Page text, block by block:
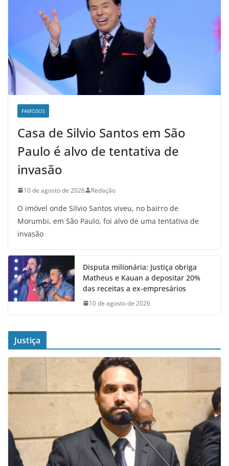
FAMOSOS
Casa de Silvio Santos em São
Paulo é alvo de tentativa de
invasão
10 de agosto de 2026 Redação
O imóvel onde Silvio Santos viveu, no bairro de
Morumbi, em São Paulo, foi alvo de uma tentativa de
invasão
Disputa milionária: Justiça obriga
Matheus e Kauan a depositar 20%
das receitas a ex-empresários
10 de agosto de 2026
Justiça